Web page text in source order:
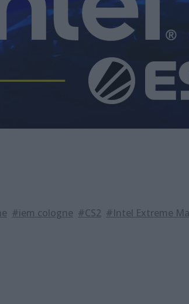
#iem cologne #CS2 #Intel Extreme